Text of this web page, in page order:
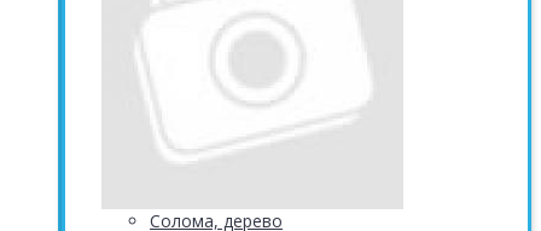
Солома, дерево